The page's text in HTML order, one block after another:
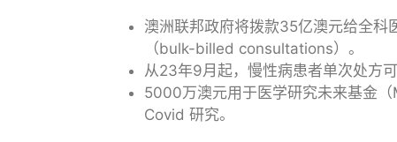
澳洲联邦政府将拨款35亿澳元给全科
（bulk-billed consultations）。
从23年9月起，慢性病患者单次处方可
5000万澳元用于医学研究未来基金
Covid 研究。